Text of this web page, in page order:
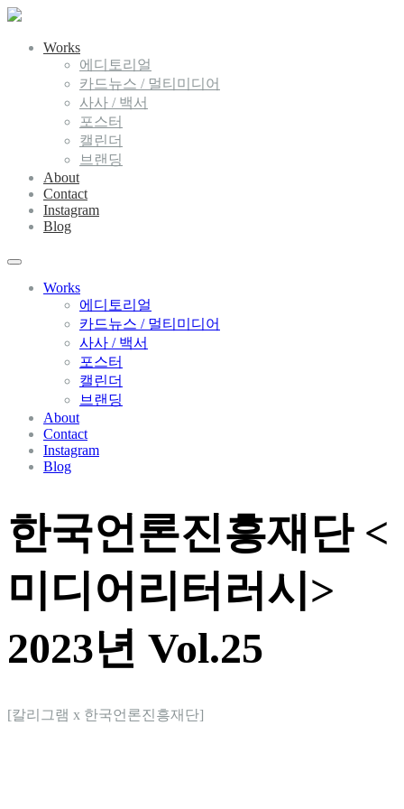
Works
에디토리얼
카드뉴스 / 멀티미디어
사사 / 백서
포스터
캘린더
브랜딩
About
Contact
Instagram
Blog
Works
에디토리얼
카드뉴스 / 멀티미디어
사사 / 백서
포스터
캘린더
브랜딩
About
Contact
Instagram
Blog
한국언론진흥재단 <
미디어리터러시>
2023년 Vol.25
[칼리그램 x 한국언론진흥재단]